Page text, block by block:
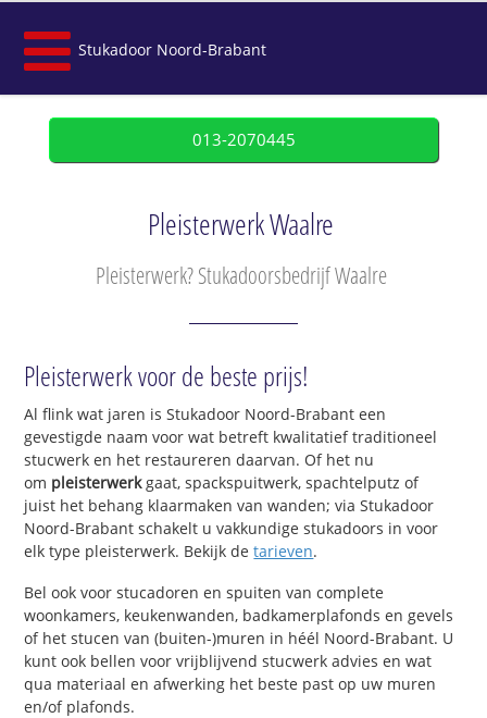
Stukadoor Noord-Brabant
013-2070445
Pleisterwerk Waalre
Pleisterwerk? Stukadoorsbedrijf Waalre
Pleisterwerk voor de beste prijs!
Al flink wat jaren is Stukadoor Noord-Brabant een
gevestigde naam voor wat betreft kwalitatief traditioneel
stucwerk en het restaureren daarvan. Of het nu
om pleisterwerkgaat, spackspuitwerk, spachtelputz of
juist het behang klaarmaken van wanden; via Stukadoor
Noord-Brabant schakelt u vakkundige stukadoors in voor
elk type pleisterwerk. Bekijk detarieven.
Bel ook voor stucadoren en spuiten van complete
woonkamers, keukenwanden, badkamerplafonds en gevels
of het stucen van (buiten-)muren in héél Noord-Brabant. U
kunt ook bellen voor vrijblijvend stucwerk advies en wat
qua materiaal en afwerking het beste past op uw muren
en/of plafonds.